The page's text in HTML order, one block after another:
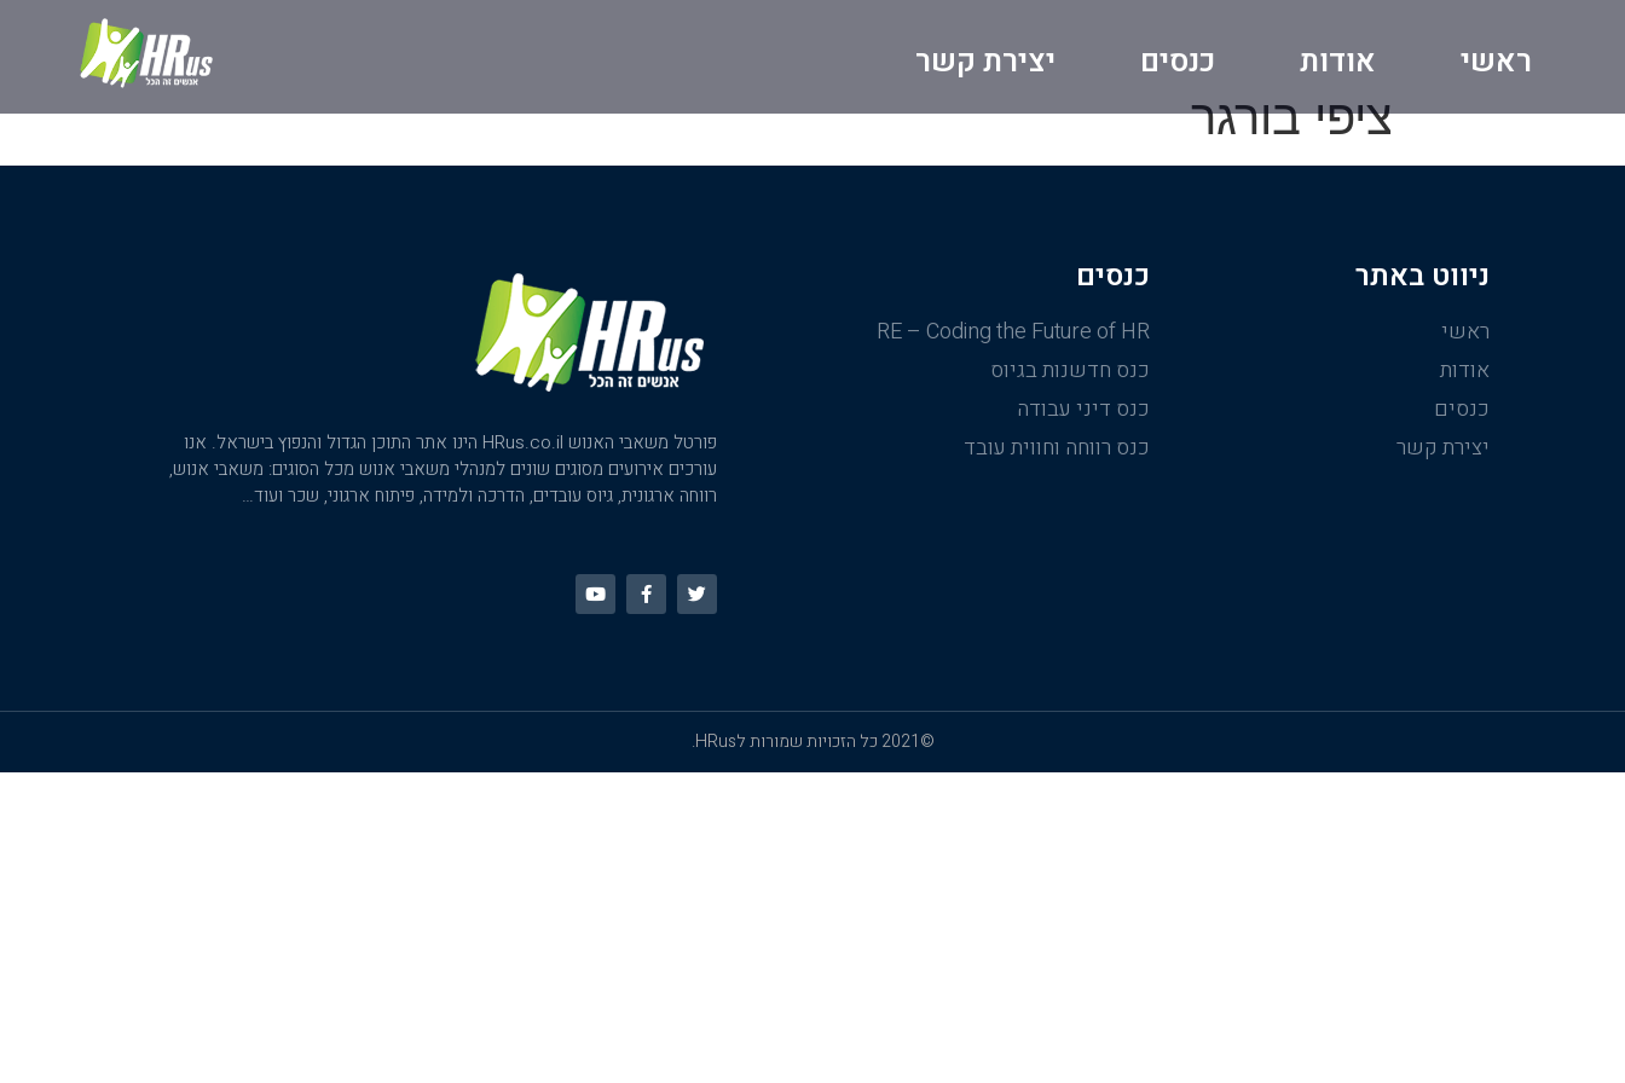
ראשי אודות כנסים יצירת קשר
ציפי בורגר
ניווט באתר
ראשי
אודות
כנסים
יצירת קשר
כנסים
RE – Coding the Future of HR
כנס חדשנות בגיוס
כנס דיני עבודה
כנס רווחה וחווית עובד
פורטל משאבי האנוש HRus.co.il הינו אתר התוכן הגדול והנפוץ בישראל. אנו
עורכים אירועים מסוגים שונים למנהלי משאבי אנוש מכל הסוגים: משאבי אנוש,
רווחה ארגונית, גיוס עובדים, הדרכה ולמידה, פיתוח ארגוני, שכר ועוד…
©2021 כל הזכויות שמורות לHRus.